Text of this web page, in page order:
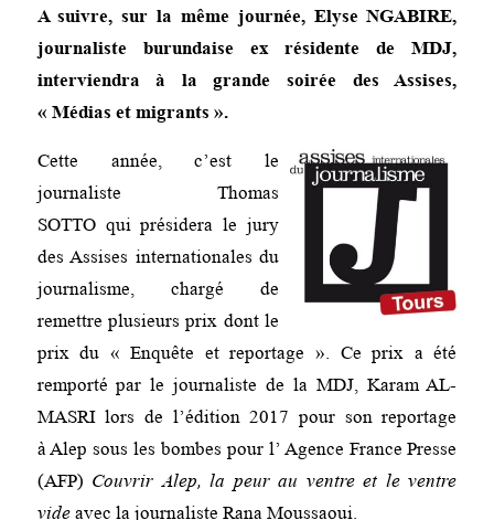
A suivre, sur la même journée, Elyse NGABIRE,
journaliste burundaise ex résidente de MDJ,
interviendra à la grande soirée des Assises,
« Médias et migrants ».
Cette année, c’est le
journaliste Thomas
SOTTO qui présidera le jury
des Assises internationales du
journalisme, chargé de
remettre plusieurs prix dont le
prix du « Enquête et reportage ». Ce prix a été
remporté par le journaliste de la MDJ, Karam AL-
MASRI lors de l’édition 2017 pour son reportage
à Alep sous les bombes pour l’ Agence France Presse
(AFP) Couvrir Alep, la peur au ventre et le ventre
videavec la journaliste Rana Moussaoui.